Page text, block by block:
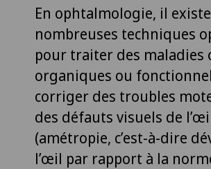
En ophtalmologie, il
nombreuses techniques
pour traiter des maladies
organiques ou
corriger des troubles
des défauts visuels de
(amétropie, c’est-à-dire
l’œil par rapport à la